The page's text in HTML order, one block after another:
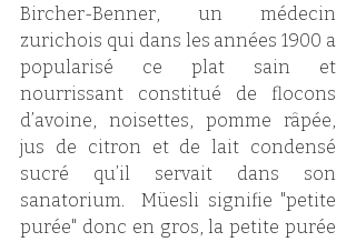
Bircher-Benner, un médecin
zurichois qui dans les années 1900 a
popularisé ce plat sain et
nourrissant constitué de flocons
d’avoine, noisettes, pomme râpée,
jus de citron et de lait condensé
sucré qu’il servait dans son
sanatorium.  Müesli signifie "petite
purée" donc en gros, la petite purée